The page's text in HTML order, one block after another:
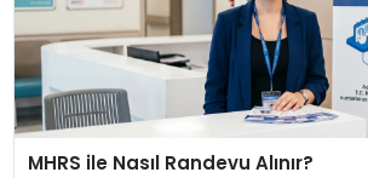
MHRS ile Nasıl Randevu Alınır?